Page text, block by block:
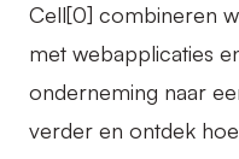
Cell[0] combineren
met webapplicaties
onderneming naar
verder en ontdek